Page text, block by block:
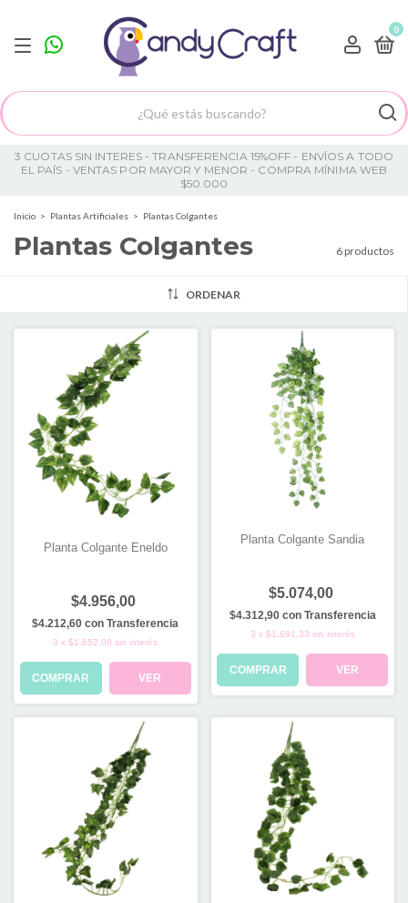
0
3 CUOTAS SIN INTERES - TRANSFERENCIA 15%OFF - ENVÍOS A TODO
EL PAÍS - VENTAS POR MAYOR Y MENOR - COMPRA MÍNIMA WEB
$50.000
Inicio > Plantas Artificiales > Plantas Colgantes
Plantas Colgantes 6 productos
ORDENAR
Planta Colgante Eneldo
$4.956,00
$4.212,60con Transferencia
3 x$1.652,00 sin interés
COMPRAR VER
Planta Colgante Sandia
$5.074,00
$4.312,90 con Transferencia
3 x $1.691,33 sin interés
COMPRAR VER